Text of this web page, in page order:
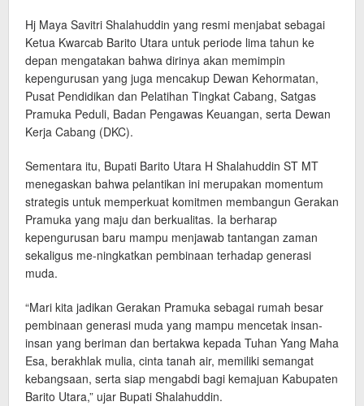
Hj Maya Savitri Shalahuddin yang resmi menjabat sebagai
Ketua Kwarcab Barito Utara untuk periode lima tahun ke
depan mengatakan bahwa dirinya akan memimpin
kepengurusan yang juga mencakup Dewan Kehormatan,
Pusat Pendidikan dan Pelatihan Tingkat Cabang, Satgas
Pramuka Peduli, Badan Pengawas Keuangan, serta Dewan
Kerja Cabang (DKC).
Sementara itu, Bupati Barito Utara H Shalahuddin ST MT
menegaskan bahwa pelantikan ini merupakan momentum
strategis untuk memperkuat komitmen membangun Gerakan
Pramuka yang maju dan berkualitas. Ia berharap
kepengurusan baru mampu menjawab tantangan zaman
sekaligus me-ningkatkan pembinaan terhadap generasi
muda.
“Mari kita jadikan Gerakan Pramuka sebagai rumah besar
pembinaan generasi muda yang mampu mencetak insan-
insan yang beriman dan bertakwa kepada Tuhan Yang Maha
Esa, berakhlak mulia, cinta tanah air, memiliki semangat
kebangsaan, serta siap mengabdi bagi kemajuan Kabupaten
Barito Utara,” ujar Bupati Shalahuddin.